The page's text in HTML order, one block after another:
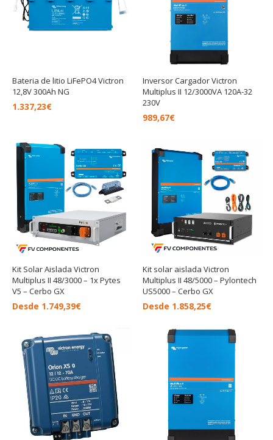
Bateria de litio LiFePO4 Victron
12,8V 300Ah NG
1.337,23€
Inversor Cargador Victron
Multiplus II 12/3000VA 120A-32
230V
989,67€
Kit Solar Aislada Victron
Multiplus II 48/3000 – 1x Pytes
V5 – Cerbo GX
Desde 1.749,39€
Kit solar aislada Victron
Multiplus II 48/5000 – Pylontech
US5000 – Cerbo GX
Desde 1.858,25€